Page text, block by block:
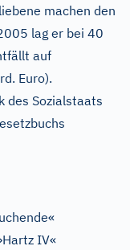
machen den
lag er bei 40
auf
Euro).
des Sozialstaats
IV«